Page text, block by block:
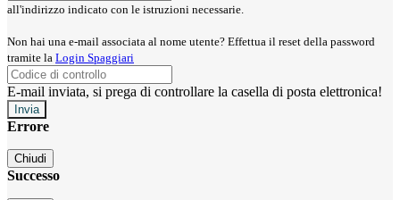
all'indirizzo indicato con le istruzioni necessarie.
Non hai una e-mail associata al nome utente? Effettua il reset della password
tramite la Login Spaggiari
E-mail inviata, si prega di controllare la casella di posta elettronica!
Errore
Chiudi
Successo